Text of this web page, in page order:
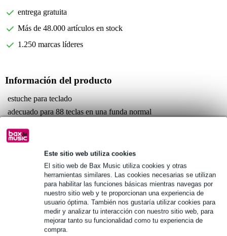
Este sitio web utiliza cookies
El sitio web de Bax Music utiliza cookies y otras
herramientas similares. Las cookies necesarias se utilizan
para habilitar las funciones básicas mientras navegas por
nuestro sitio web y te proporcionan una experiencia de
usuario óptima. También nos gustaría utilizar cookies para
medir y analizar tu interacción con nuestro sitio web, para
mejorar tanto su funcionalidad como tu experiencia de
compra.
entrega gratuita
Más de 48.000 artículos en stock
1.250 marcas líderes
Información del producto
estuche para teclado
adecuado para 88 teclas en una funda normal
Especificaciones completas
Véase también (1)